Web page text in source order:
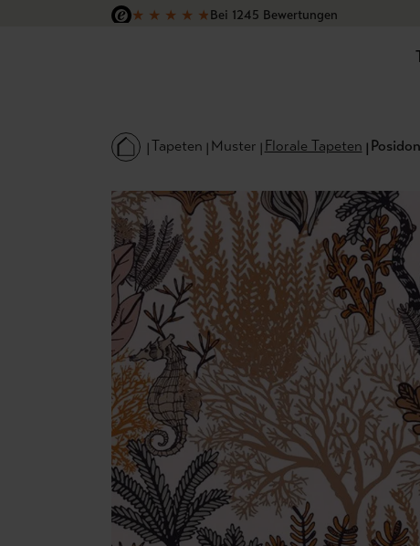
Hauptinhalt springen
Zur Suche springen
Zur Hauptnavigation springen
★ ★ ★ ★ ★Bei 1245 Bewertungen
Tapeten Muster Florale Tapeten